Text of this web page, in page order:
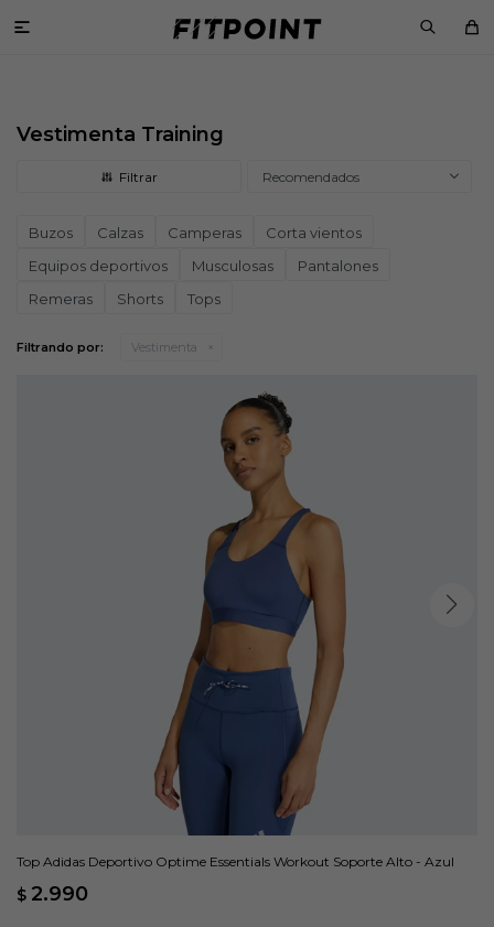

Vestimenta Training
Recomendados
Buzos Calzas Camperas
Corta vientos
Equipos deportivos
Musculosas
Pantalones
Remeras
Shorts Tops
Filtrando por: Vestimenta
Top Adidas Deportivo Optime Essentials Workout Soporte Alto - Azul
$ 2.990